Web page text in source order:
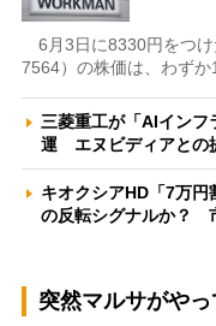
6月3日に8330円をつけ
7564）の株価は、わず
三菱重工が「AIインフ
運 エヌビディアとの
キオクシアHD「7万
の反転シグナルか？
突然マルサがやっ